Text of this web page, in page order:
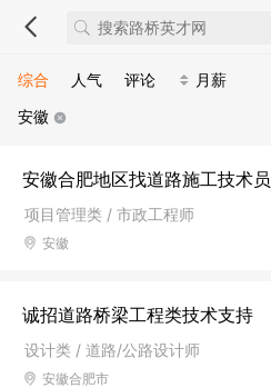
综合 人气 评论
月薪
安徽
安徽合肥地区找道路施工技术员
项目管理类 / 市政工程师
安徽
诚招道路桥梁工程类技术支持
设计类 / 道路/公路设计师
安徽合肥市